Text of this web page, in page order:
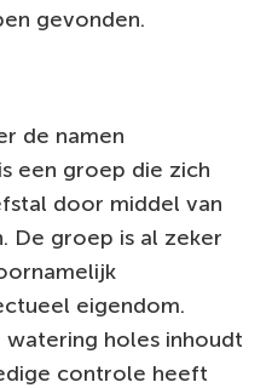
gevonden.
de namen
een groep die zich
door middel van
De groep is al zeker
eigendom.
holes inhoudt
controle heeft